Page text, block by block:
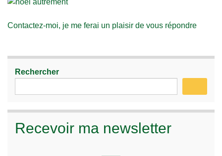
Contactez-moi, je me ferai un plaisir de vous répondre
Rechercher
Recevoir ma newsletter